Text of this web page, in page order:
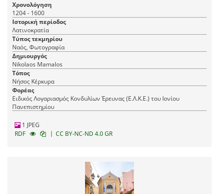
Χρονολόγηση
1204 - 1600
Ιστορική περίοδος
Λατινοκρατία
Τύπος τεκμηρίου
Ναός, Φωτογραφία
Δημιουργός
Nikolaos Mamalos
Τόπος
Νήσος Κέρκυρα
Φορέας
Ειδικός Λογαριασμός Κονδυλίων Έρευνας (Ε.Λ.Κ.Ε.) του Ιονίου
Πανεπιστημίου
1 JPEG
RDF
| CC BY-NC-ND 4.0 GR